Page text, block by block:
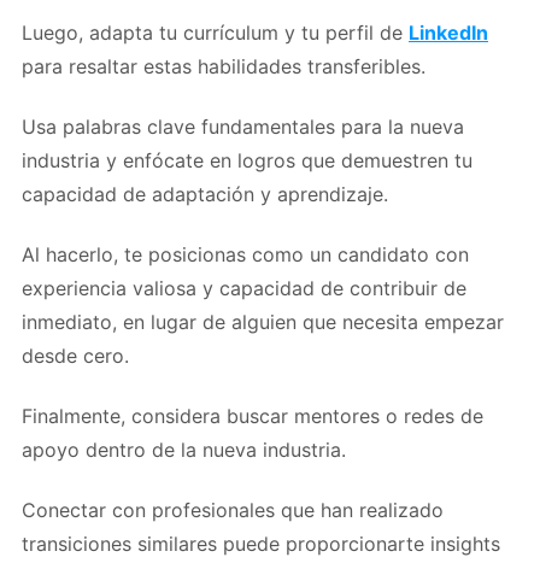
Luego, adapta tu currículum y tu perfil de LinkedIn
para resaltar estas habilidades transferibles.
Usa palabras clave fundamentales para la nueva
industria y enfócate en logros que demuestren tu
capacidad de adaptación y aprendizaje.
Al hacerlo, te posicionas como un candidato con
experiencia valiosa y capacidad de contribuir de
inmediato, en lugar de alguien que necesita empezar
desde cero.
Finalmente, considera buscar mentores o redes de
apoyo dentro de la nueva industria.
Conectar con profesionales que han realizado
transiciones similares puede proporcionarte insights